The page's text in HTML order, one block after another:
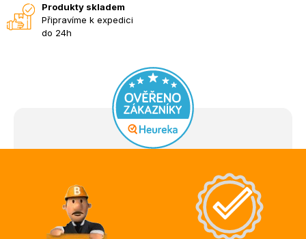
Produkty skladem
Připravíme k expedici
do 24h